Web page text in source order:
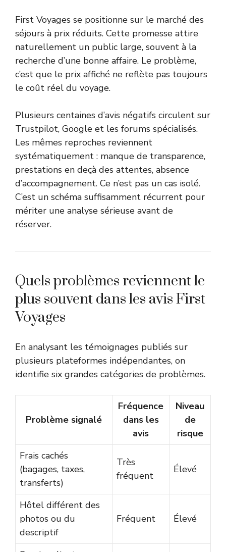
First Voyages se positionne sur le marché des
séjours à prix réduits. Cette promesse attire
naturellement un public large, souvent à la
recherche d’une bonne affaire. Le problème,
c’est que le prix affiché ne reflète pas toujours
le coût réel du voyage.
Plusieurs centaines d’avis négatifs circulent sur
Trustpilot, Google et les forums spécialisés.
Les mêmes reproches reviennent
systématiquement : manque de transparence,
prestations en deçà des attentes, absence
d’accompagnement. Ce n’est pas un cas isolé.
C’est un schéma suffisamment récurrent pour
mériter une analyse sérieuse avant de
réserver.
Quels problèmes reviennent le
plus souvent dans les avis First
Voyages
En analysant les témoignages publiés sur
plusieurs plateformes indépendantes, on
identifie six grandes catégories de problèmes.
Problème signalé
Fréquence
dans les
avis
Niveau
de
risque
Frais cachés
(bagages, taxes,
transferts)
Très
fréquent
Élevé
Hôtel différent des
photos ou du
descriptif
Fréquent Élevé